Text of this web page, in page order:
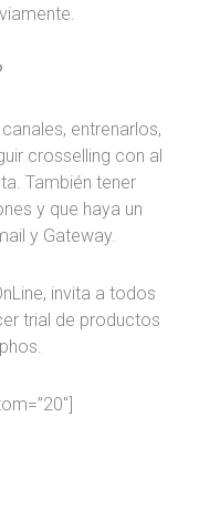
entrenarlos,
crosselling con al
También tener
y que haya un
y Gateway.
invita a todos
trial de productos